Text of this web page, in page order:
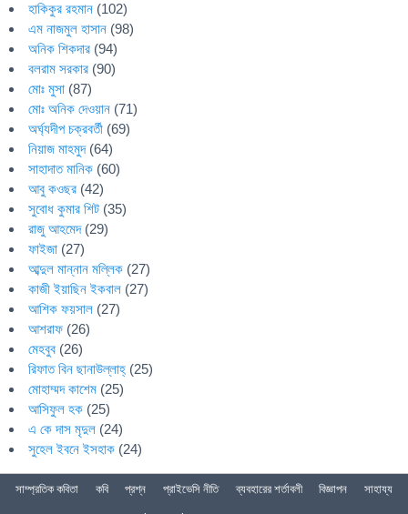
হাকিকুর রহমান (102)
এম নাজমুল হাসান (98)
অনিক শিকদার (94)
বলরাম সরকার (90)
মোঃ মুসা (87)
মোঃ অনিক দেওয়ান (71)
অর্ঘ্যদীপ চক্রবর্তী (69)
নিয়াজ মাহমুদ(64)
সাহাদাত মানিক (60)
আবু কওছর (42)
সুবোধ কুমার শিট (35)
রাজু আহমেদ(29)
ফাইজা (27)
আব্দুল মান্নান মল্লিক (27)
কাজী ইয়াছিন ইকবাল (27)
আশিক ফয়সাল (27)
আশরাফ (26)
মেহবুব (26)
রিফাত বিন ছানাউল্লাহ্ (25)
মোহাম্মদ কাশেম (25)
আসিফুল হক (25)
এ কে দাস মৃদুল (24)
সুহেল ইবনে ইসহাক (24)
সাম্প্রতিক কবিতা কবি প্রশ্ন প্রাইভেসি নীতি ব্যবহারের শর্তাবলী বিজ্ঞাপন
সাহায্য